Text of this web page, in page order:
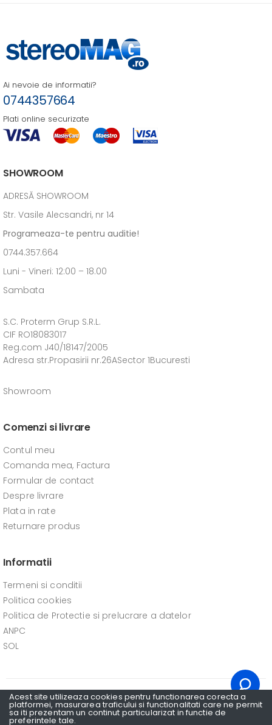
Acest site utilizeaza cookies pentru functionarea corecta a
platformei, masurarea traficului si functionalitati care ne permit
sa iti prezentam un continut particularizat in functie de
preferintele tale.
Ai nevoie de informatii?
0744357664
Plati online securizate
SHOWROOM
ADRESĂ SHOWROOM
Str. Vasile Alecsandri, nr 14
Programeaza-te pentru auditie!
0744.357.664
Luni - Vineri: 12:00 – 18.00
Sambata
S.C. Proterm Grup S.R.L.
CIF RO18083017
Reg.com J40/18147/2005
Adresa str.Propasirii nr.26ASector 1Bucuresti
Showroom
Comenzi si livrare
Contul meu
Comanda mea, Factura
Formular de contact
Despre livrare
Plata in rate
Returnare produs
Informatii
Termeni si conditii
Politica cookies
Politica de Protectie si prelucrare a datelor
ANPC
SOL
Stereomag © 2026. Toate drepturile rezervate.